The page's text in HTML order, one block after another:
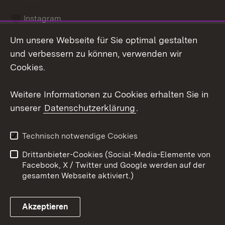
Instagram
Social Wall
Link zum Landesportal
Barrierefreiheit
Benutzungshinweise
Impressum
Cookies
Um unsere Webseite für Sie optimal gestalten
und verbessern zu können, verwenden wir
Cookies.
Weitere Informationen zu Cookies erhalten Sie in
unserer Datenschutzerklärung.
Technisch notwendige Cookies
Drittanbieter-Cookies (Social-Media-Elemente von
Facebook, X / Twitter und Google werden auf der
gesamten Webseite aktiviert.)
Akzeptieren